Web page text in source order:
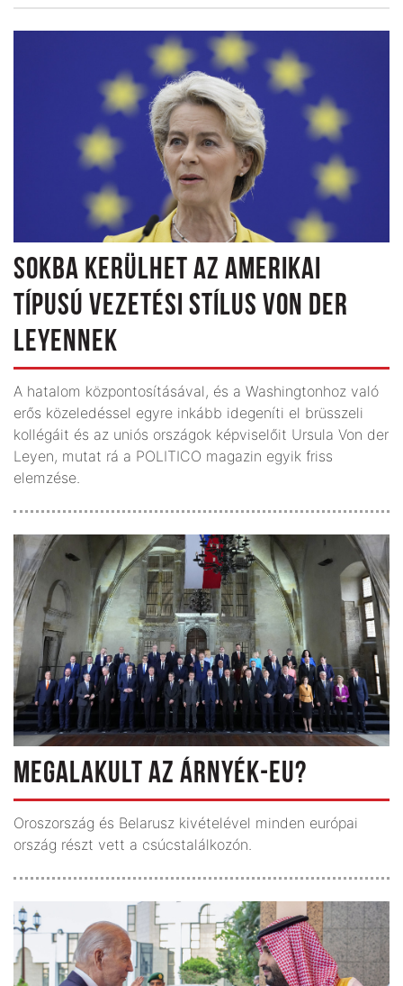
SOKBA KERÜLHET AZ AMERIKAI
TÍPUSÚ VEZETÉSI STÍLUS VON DER
LEYENNEK
A hatalom központosításával, és a Washingtonhoz való
erős közeledéssel egyre inkább idegeníti el brüsszeli
kollégáit és az uniós országok képviselőit Ursula Von der
Leyen, mutat rá a POLITICO magazin egyik friss
elemzése.
MEGALAKULT AZ ÁRNYÉK-EU?
Oroszország és Belarusz kivételével minden európai
ország részt vett a csúcstalálkozón.